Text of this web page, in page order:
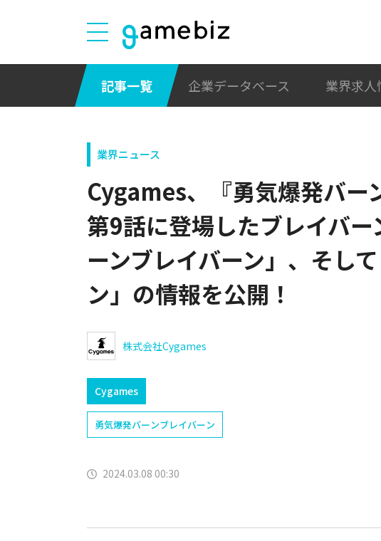
記事一覧 企業データベース 業界求人
業界ニュース
Cygames、『勇気爆発バー
第9話に登場したブレイバ
ーンブレイバーン」、そし
ン」の情報を公開！
株式会社Cygames
Cygames
勇気爆発バーンブレイバーン
2024.03.08 00:30